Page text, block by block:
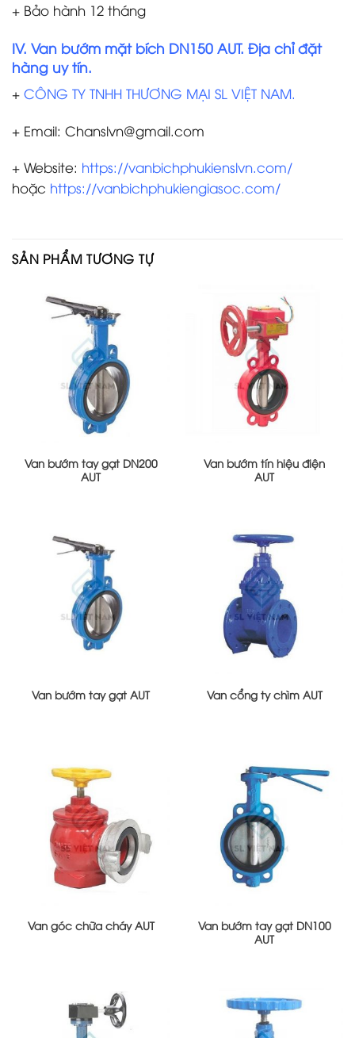
+ Bảo hành 12 tháng
IV. Van bướm mặt bích DN150 AUT. Địa chỉ đặt
hàng uy tín.
+ CÔNG TY TNHH THƯƠNG MẠI SL VIỆT NAM.
+ Email: Chanslvn@gmail.com
+ Website: https://vanbichphukienslvn.com/
hoặc https://vanbichphukiengiasoc.com/
SẢN PHẨM TƯƠNG TỰ
Van bướm tay gạt DN200
AUT
Van bướm tín hiệu điện
AUT
Van bướm tay gạt AUT Van cổng ty chìm AUT
Van góc chữa cháy AUT
Van bướm tay gạt DN100
AUT